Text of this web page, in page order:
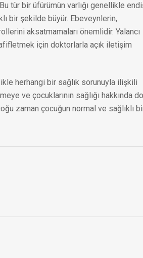
tür bir üfürümün varlığı genellikle
bir şekilde büyür. Ebeveynlerin,
aksatmamaları önemlidir. Yalancı
için doktorlarla açık iletişim
herhangi bir sağlık sorunuyla ilişkili
ve çocuklarının sağlığı hakkında
zaman çocuğun normal ve sağlıklı